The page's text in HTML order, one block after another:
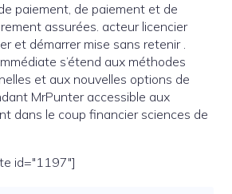
paiement, de paiement et de
assurées. acteur licencier
et démarrer mise sans retenir .
s’étend aux méthodes
et aux nouvelles options de
MrPunter accessible aux
dans le coup financier sciences de
id="1197"]